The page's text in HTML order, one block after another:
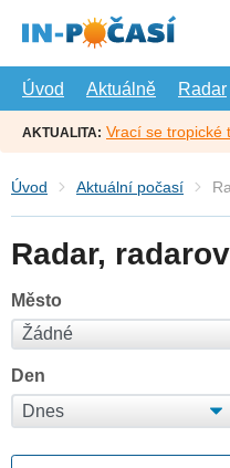
hlavní
Úvod
Aktuálně Radar
AKTUALITA: Vrací se tropické
Úvod Aktuální počasí
Radar,
Město
Den